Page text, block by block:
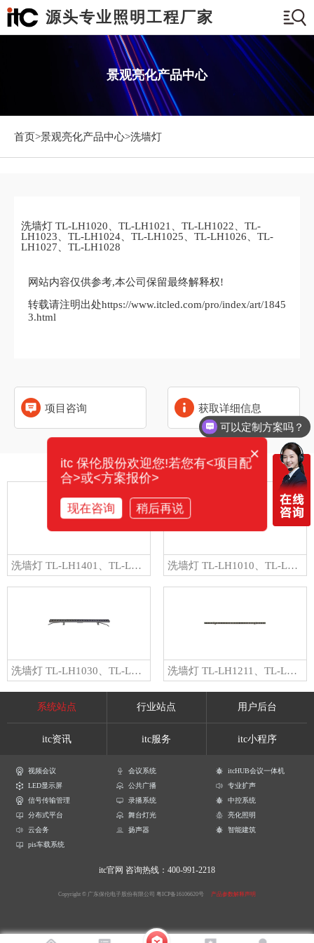
源头专业照明工程厂家
景观亮化产品中心
首页>景观亮化产品中心>洗墙灯
洗墙灯 TL-LH1020、TL-LH1021、TL-LH1022、TL-
LH1023、TL-LH1024、TL-LH1025、TL-LH1026、TL-
LH1027、TL-LH1028
网站内容仅供参考,本公司保留最终解释权!
转载请注明出处https://www.itcled.com/pro/index/art/1845
3.html
项目咨询 获取详细信息
相关产品
洗墙灯 TL-LH1401、TL-LH1402、TL-LH1403、TL-LH1404、TL-LH1405、TL-LH1406、TL-LH1407、TL-LH1408、TL-LH1409 洗墙灯 TL-LH1010、TL-LH1011、TL-LH1012、TL-LH1013、TL-LH1014、TL-LH1015
洗墙灯 TL-LH1030、TL-LH1031、TL-LH1032、TL-LH1033、TL-LH1034、TL-LH1035、TL-LH1036、TL-LH1037、TL-LH1038 洗墙灯 TL-LH1211、TL-LH1221、TL-LH124
系统站点 行业站点 用户后台
itc资讯 itc服务 itc小程序
视频会议 会议系统
itcHUB会议一体机
LED显示屏
公共广播
专业扩声
信号传输管理
录播系统
中控系统
分布式平台
舞台灯光
亮化照明
云会务
扬声器
智能建筑
pis车载系统
itc官网 咨询热线：400-991-2218
Copyright © 广东保伦电子股份有限公司 粤ICP备16106620号 产品参数解释声明
可以定制方案吗？
×
itc 保伦股份欢迎您!若您有<项目配
合>或<方案报价>
现在咨询 稍后再说